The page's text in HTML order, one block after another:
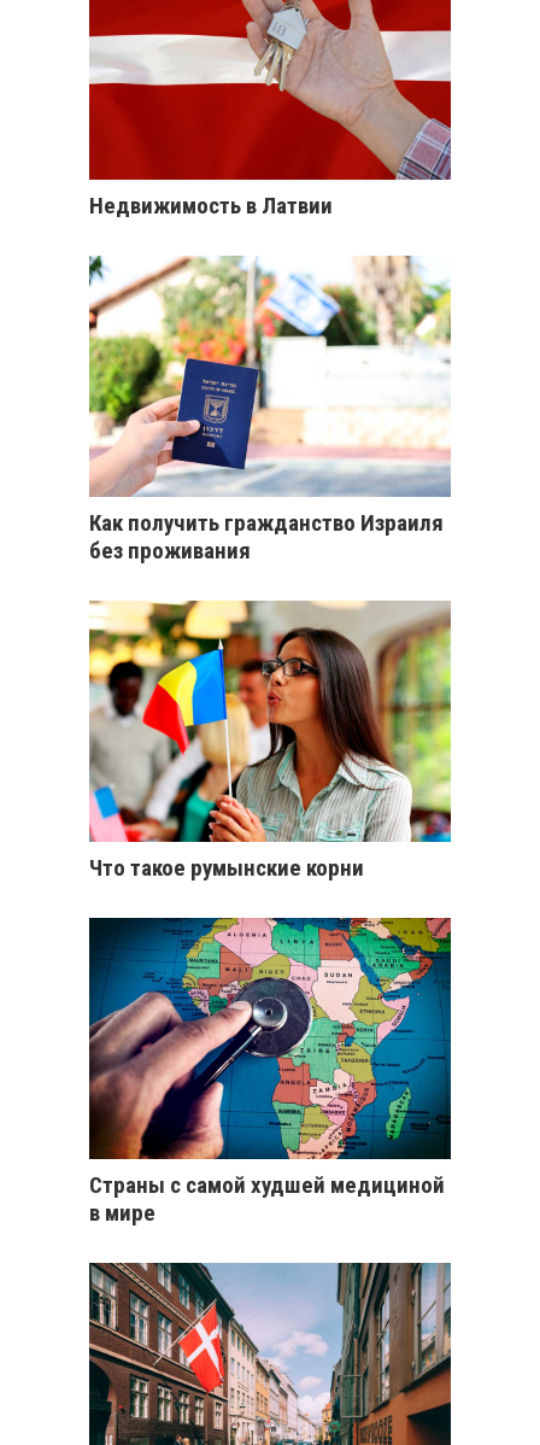
Недвижимость в Латвии
Как получить гражданство Израиля
без проживания
Что такое румынские корни
Страны с самой худшей медициной
в мире